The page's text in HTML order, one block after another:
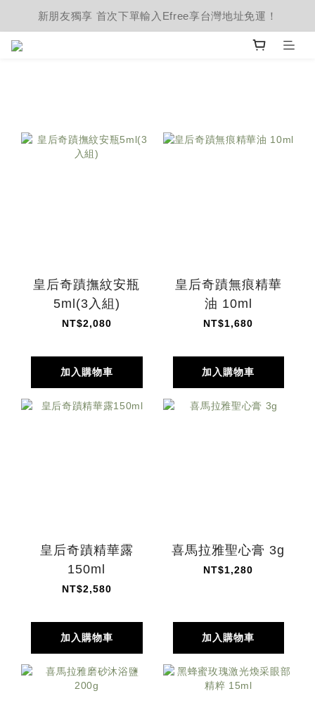
新朋友獨享 首次下單輸入Efree享台灣地址免運！
皇后奇蹟撫紋安瓶
5ml(3入組)
NT$2,080
加入購物車
皇后奇蹟無痕精華
油 10ml
NT$1,680
加入購物車
皇后奇蹟精華露
150ml
NT$2,580
加入購物車
喜馬拉雅聖心膏 3g
NT$1,280
加入購物車